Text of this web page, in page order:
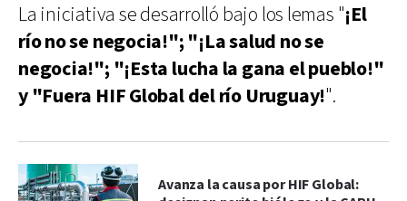
La iniciativa se desarrolló bajo los lemas "¡El
río no se negocia!"; "¡La salud no se
negocia!"; "¡Esta lucha la gana el pueblo!"
y "Fuera HIF Global del río Uruguay!".
Avanza la causa por HIF Global: